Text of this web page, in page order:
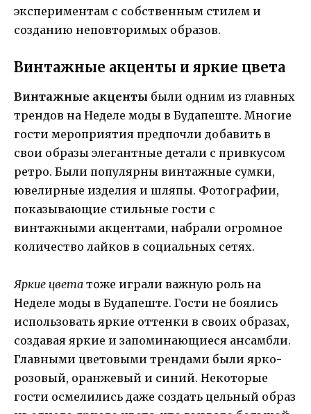
экспериментам с собственным стилем и
созданию неповторимых образов.
Винтажные акценты и яркие цвета
Винтажные акценты были одним из главных
трендов на Неделе моды в Будапеште. Многие
гости мероприятия предпочли добавить в
свои образы элегантные детали с привкусом
ретро. Были популярны винтажные сумки,
ювелирные изделия и шляпы. Фотографии,
показывающие стильные гости с
винтажными акцентами, набрали огромное
количество лайков в социальных сетях.
Яркие цвета тоже играли важную роль на
Неделе моды в Будапеште. Гости не боялись
использовать яркие оттенки в своих образах,
создавая яркие и запоминающиеся ансамбли.
Главными цветовыми трендами были ярко-
розовый, оранжевый и синий. Некоторые
гости осмелились даже создать цельный образ